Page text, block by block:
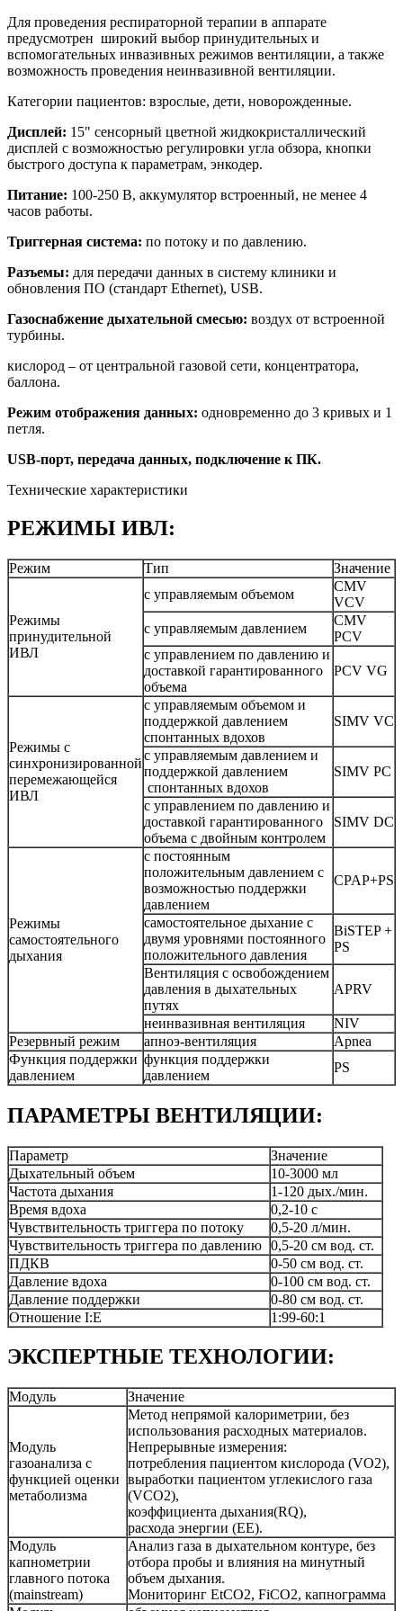
Для проведения респираторной терапии в аппарате
предусмотрен широкий выбор принудительных и
вспомогательных инвазивных режимов вентиляции, а также
возможность проведения неинвазивной вентиляции.
Категории пациентов: взрослые, дети, новорожденные.
Дисплей: 15" сенсорный цветной жидкокристаллический
дисплей с возможностью регулировки угла обзора, кнопки
быстрого доступа к параметрам, энкодер.
Питание: 100-250 В, аккумулятор встроенный, не менее 4
часов работы.
Триггерная система: по потоку и по давлению.
Разъемы: для передачи данных в систему клиники и
обновления ПО (стандарт Ethernet), USB.
Газоснабжение дыхательной смесью: воздух от встроенной
турбины.
кислород – от центральной газовой сети, концентратора,
баллона.
Режим отображения данных: одновременно до 3 кривых и 1
петля.
USB-порт, передача данных, подключение к ПК.
Технические характеристики
РЕЖИМЫ ИВЛ:
Режим Тип Значение
Режимы
принудительной
ИВЛ
с управляемым объемом
CMV
VCV
с управляемым давлением
CMV
PCV
c управлением по давлению и
доставкой гарантированного
объема
PCV VG
Режимы с
синхронизированной
перемежающейся
ИВЛ
с управляемым объемом и
поддержкой давлением
спонтанных вдохов
SIMV VC
с управляемым давлением и
поддержкой давлением
спонтанных вдохов
SIMV PC
с управлением по давлению и
доставкой гарантированного
объема с двойным контролем
SIMV DC
Режимы
самостоятельного
дыхания
с постоянным
положительным давлением с
возможностью поддержки
давлением
CPAP+PS
самостоятельное дыхание с
двумя уровнями постоянного
положительного давления
BiSTEP +
PS
Вентиляция с освобождением
давления в дыхательных
путях
APRV
неинвазивная вентиляция
NIV
Резервный режим
апноэ-вентиляция
Apnea
Функция поддержки
давлением
функция поддержки
давлением
PS
ПАРАМЕТРЫ ВЕНТИЛЯЦИИ:
Параметр
Значение
Дыхательный объем
10-3000 мл
Частота дыхания
1-120 дых./мин.
Время вдоха
0,2-10 с
Чувствительность триггера по потоку
0,5-20 л/мин.
Чувствительность триггера по давлению 0,5-20 см вод. ст.
ПДКВ
0-50 см вод. ст.
Давление вдоха
0-100 см вод. ст.
Давление поддержки
0-80 см вод. ст.
Отношение I:E
1:99-60:1
ЭКСПЕРТНЫЕ ТЕХНОЛОГИИ:
Модуль Значение
Модуль
газоанализа с
функцией оценки
метаболизма
Метод непрямой калориметрии, без
использования расходных материалов.
Непрерывные измерения:
потребления пациентом кислорода (VO2),
выработки пациентом углекислого газа
(VСO2),
коэффициента дыхания(RQ),
расхода энергии (EE).
Модуль
капнометрии
главного потока
(mainstream)
Анализ газа в дыхательном контуре, без
отбора пробы и влияния на минутный
объем дыхания.
Мониторинг EtCO2, FiCO2, капнограмма